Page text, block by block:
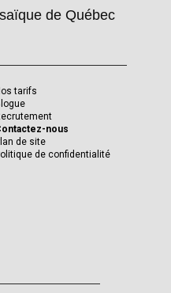
de Québec
tarifs
nous
de site
de confidentialité